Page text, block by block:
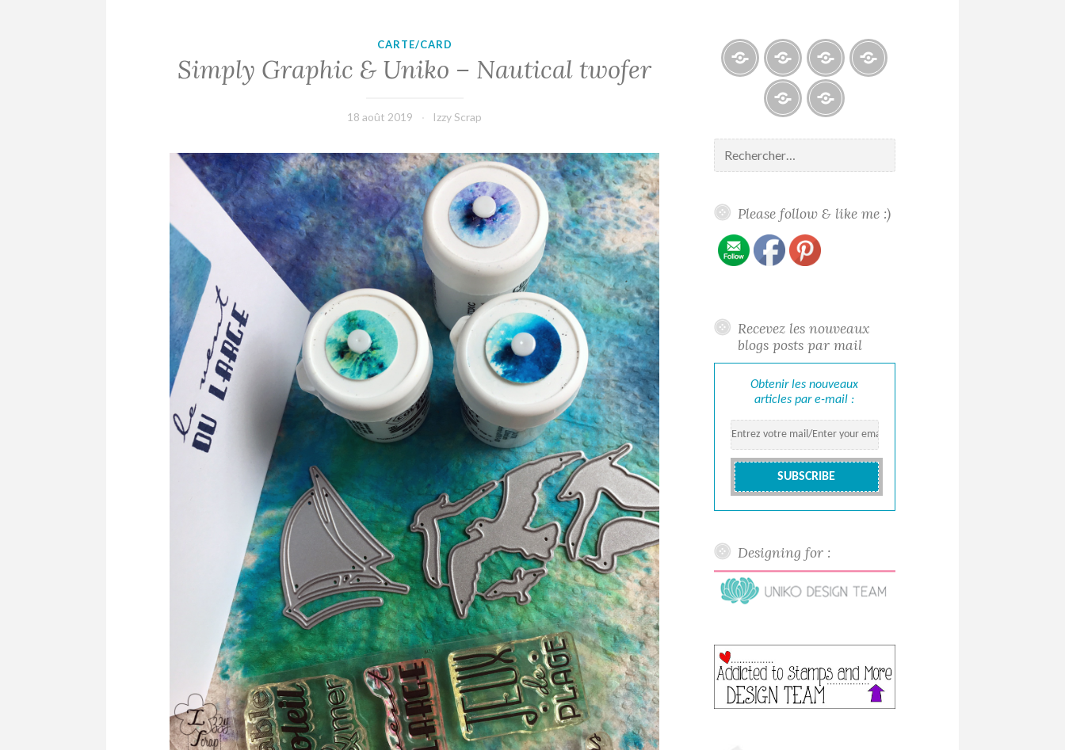
CARTE/CARD
Simply Graphic & Uniko – Nautical twofer
18 août 2019 Izzy Scrap
Blogs
À
propos
/
me
Reconnaissance
/
Recognition
de
Rechercher :
Please follow & like me :)
Recevez les nouveaux
blogs posts par mail
Obtenir les nouveaux
articles par e-mail :
Designing for :